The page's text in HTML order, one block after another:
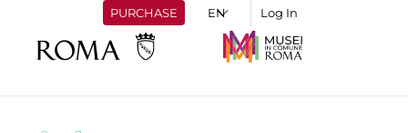
PURCHASE Log In